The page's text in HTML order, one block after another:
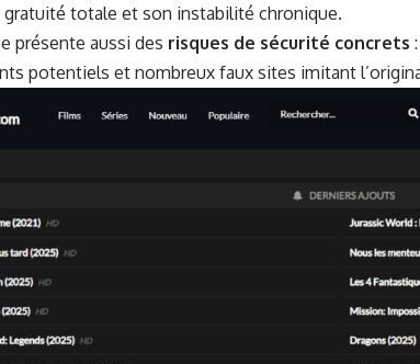
gratuité totale et son instabilité chronique.
présente aussi des risques de sécurité concrets
potentiels et nombreux faux sites imitant